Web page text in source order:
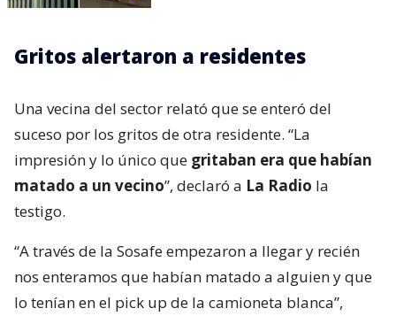
Gritos alertaron a residentes
Una vecina del sector relató que se enteró del
suceso por los gritos de otra residente. “La
impresión y lo único que gritaban era que habían
matado a un vecino”, declaró a La Radio la
testigo.
“A través de la Sosafe empezaron a llegar y recién
nos enteramos que habían matado a alguien y que
lo tenían en el pick up de la camioneta blanca”,